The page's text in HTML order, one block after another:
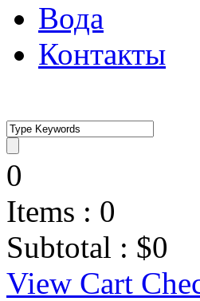
Вода
Контакты
0
Items : 0
Subtotal : $0
View Cart